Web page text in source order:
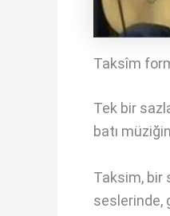
Taksîm
Tek bir
batı
Taksim, bir
seslerinde,